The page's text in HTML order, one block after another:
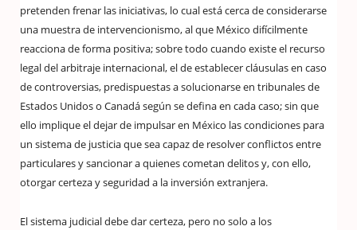
pretenden frenar las iniciativas, lo cual está cerca de considerarse
una muestra de intervencionismo, al que México difícilmente
reacciona de forma positiva; sobre todo cuando existe el recurso
legal del arbitraje internacional, el de establecer cláusulas en caso
de controversias, predispuestas a solucionarse en tribunales de
Estados Unidos o Canadá según se defina en cada caso; sin que
ello implique el dejar de impulsar en México las condiciones para
un sistema de justicia que sea capaz de resolver conflictos entre
particulares y sancionar a quienes cometan delitos y, con ello,
otorgar certeza y seguridad a la inversión extranjera.
El sistema judicial debe dar certeza, pero no solo a los